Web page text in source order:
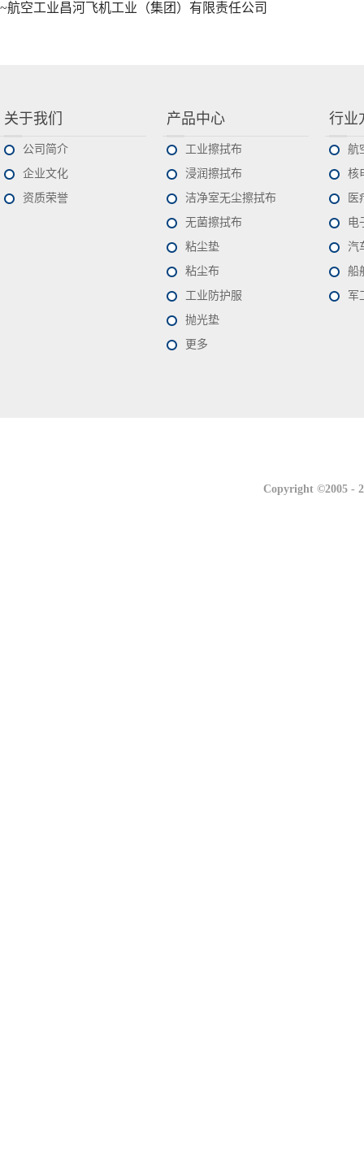
~航空工业昌河飞机工业（集团）有限责任公司
关于我们
公司简介
企业文化
资质荣誉
产品中心
工业擦拭布
浸润擦拭布
洁净室无尘擦拭布
无菌擦拭布
粘尘垫
粘尘布
工业防护服
抛光垫
更多
行业
航
核
医
电
汽
船
军
Copyright ©2005 -